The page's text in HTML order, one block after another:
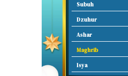
Subuh
Dzuhur
Ashar
Maghrib
Isya